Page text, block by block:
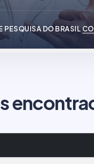
PESQUISA DO BRASIL